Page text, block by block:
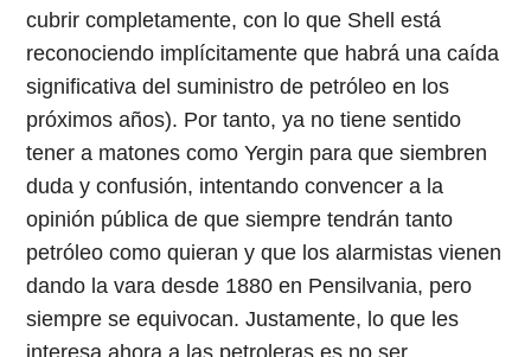
cubrir completamente, con lo que Shell está
reconociendo implícitamente que habrá una caída
significativa del suministro de petróleo en los
próximos años). Por tanto, ya no tiene sentido
tener a matones como Yergin para que siembren
duda y confusión, intentando convencer a la
opinión pública de que siempre tendrán tanto
petróleo como quieran y que los alarmistas vienen
dando la vara desde 1880 en Pensilvania, pero
siempre se equivocan. Justamente, lo que les
interesa ahora a las petroleras es no ser